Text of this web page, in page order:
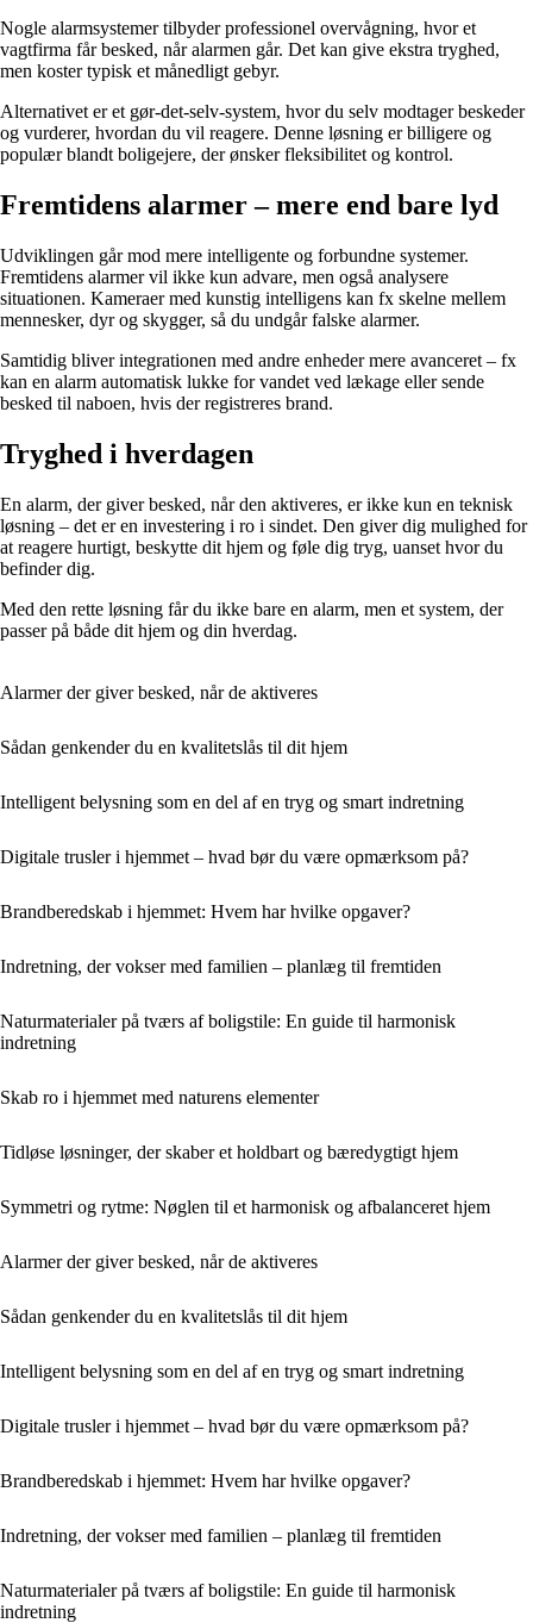
Nogle alarmsystemer tilbyder professionel overvågning, hvor et
vagtfirma får besked, når alarmen går. Det kan give ekstra tryghed,
men koster typisk et månedligt gebyr.
Alternativet er et gør-det-selv-system, hvor du selv modtager beskeder
og vurderer, hvordan du vil reagere. Denne løsning er billigere og
populær blandt boligejere, der ønsker fleksibilitet og kontrol.
Fremtidens alarmer – mere end bare lyd
Udviklingen går mod mere intelligente og forbundne systemer.
Fremtidens alarmer vil ikke kun advare, men også analysere
situationen. Kameraer med kunstig intelligens kan fx skelne mellem
mennesker, dyr og skygger, så du undgår falske alarmer.
Samtidig bliver integrationen med andre enheder mere avanceret – fx
kan en alarm automatisk lukke for vandet ved lækage eller sende
besked til naboen, hvis der registreres brand.
Tryghed i hverdagen
En alarm, der giver besked, når den aktiveres, er ikke kun en teknisk
løsning – det er en investering i ro i sindet. Den giver dig mulighed for
at reagere hurtigt, beskytte dit hjem og føle dig tryg, uanset hvor du
befinder dig.
Med den rette løsning får du ikke bare en alarm, men et system, der
passer på både dit hjem og din hverdag.
Alarmer der giver besked, når de aktiveres
Sådan genkender du en kvalitetslås til dit hjem
Intelligent belysning som en del af en tryg og smart indretning
Digitale trusler i hjemmet – hvad bør du være opmærksom på?
Brandberedskab i hjemmet: Hvem har hvilke opgaver?
Indretning, der vokser med familien – planlæg til fremtiden
Naturmaterialer på tværs af boligstile: En guide til harmonisk
indretning
Skab ro i hjemmet med naturens elementer
Tidløse løsninger, der skaber et holdbart og bæredygtigt hjem
Symmetri og rytme: Nøglen til et harmonisk og afbalanceret hjem
Alarmer der giver besked, når de aktiveres
Sådan genkender du en kvalitetslås til dit hjem
Intelligent belysning som en del af en tryg og smart indretning
Digitale trusler i hjemmet – hvad bør du være opmærksom på?
Brandberedskab i hjemmet: Hvem har hvilke opgaver?
Indretning, der vokser med familien – planlæg til fremtiden
Naturmaterialer på tværs af boligstile: En guide til harmonisk
indretning